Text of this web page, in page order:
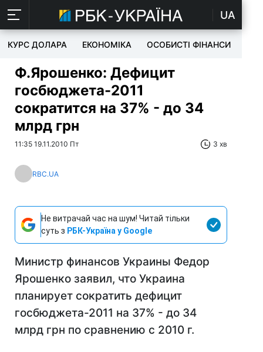
UA
КУРС ДОЛАРА ЕКОНОМІКА ОСОБИСТІ ФІНАНСИ
Ф.Ярошенко: Дефицит
госбюджета-2011
сократится на 37% - до 34
млрд грн
11:35 19.11.2010 Пт 3 хв
RBC.UA
Не витрачай час на шум! Читай тільки
суть з РБК-Україна у Google
Министр финансов Украины Федор
Ярошенко заявил, что Украина
планирует сократить дефицит
госбюджета-2011 на 37% - до 34
млрд грн по сравнению с 2010 г.